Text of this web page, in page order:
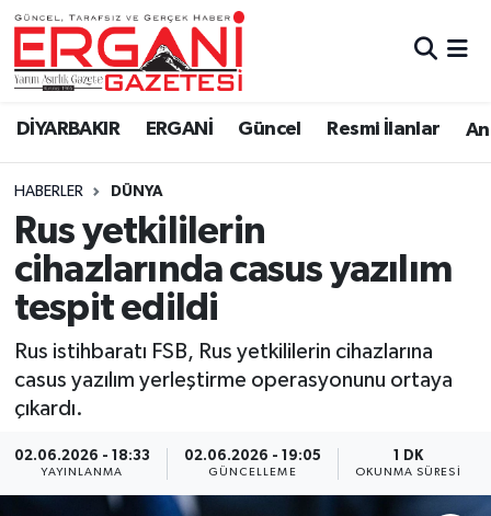
DİYARBAKIR ERGANİ Güncel Resmi İlanlar
HABERLER DÜNYA
Rus yetkililerin
cihazlarında casus yazılım
tespit edildi
Rus istihbaratı FSB, Rus yetkililerin cihazlarına
casus yazılım yerleştirme operasyonunu ortaya
çıkardı.
02.06.2026 - 18:33
YAYINLANMA
02.06.2026 - 19:05
GÜNCELLEME
1 DK
OKUNMA SÜRESI
DİYARBAKIR
BİSMİL
BAĞLAR
ERGANİ
Güncel
Eği̇ti̇m
Resmi İlanlar
Sağlık
Si̇yaset
Spor
Ergani Nöbetçi Eczaneler
Ergani Hava Durumu
Ergani Trafik Yoğunluk Haritası
Süper Lig Puan Durumu ve Fikstür
Tüm Manşetler
Son Dakika Haberleri
Haber Arşivi